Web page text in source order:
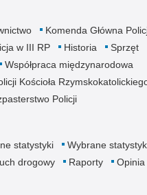
Komenda Główna
w III RP Historia
Sprzęt
Współpraca międzynarodowa
Kościoła
Policji
statystyki
Wybrane
drogowy Raporty Opinia